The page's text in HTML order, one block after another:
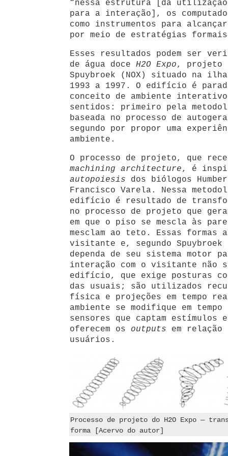
“nessa estrutura [da utilização
para a interação], os
como instrumentos para
por meio de estratégias
Esses resultados podem ser
de água doce H2O Expo,
projeto
Spuybroek (NOX) situado na
1993 a 1997. O edifício é
conceito de ambiente
sentidos: primeiro pela
baseada no processo de
segundo por propor uma
ambiente.
O processo de projeto, que
machining architecture, é
autopoiesis dos biólogos
Francisco Varela. Nessa
edifício é resultado de
no processo de projeto que
em que o piso se mescla às
mesclam ao teto. Essas formas
visitante e, segundo Spuybroek
dependa de seu sistema motor
interação com o visitante não
edifício, que exige posturas
das usuais; são utilizados
física e projeções em tempo
ambiente se modifique em
sensores que captam estímulos
oferecem os outputs em relação
usuários.
Processo de projeto do H2O Expo —
forma [Acervo do autor]